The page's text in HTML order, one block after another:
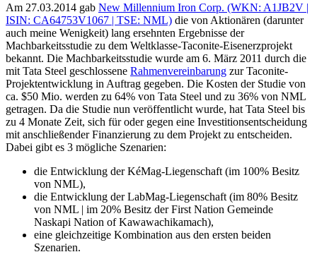
Am 27.03.2014 gab New Millennium Iron Corp. (WKN: A1JB2V |
ISIN: CA64753V1067 | TSE: NML) die von Aktionären (darunter
auch meine Wenigkeit) lang ersehnten Ergebnisse der
Machbarkeitsstudie zu dem Weltklasse-Taconite-Eisenerzprojekt
bekannt. Die Machbarkeitsstudie wurde am 6. März 2011 durch die
mit Tata Steel geschlossene Rahmenvereinbarung zur Taconite-
Projektentwicklung in Auftrag gegeben. Die Kosten der Studie von
ca. $50 Mio. werden zu 64% von Tata Steel und zu 36% von NML
getragen. Da die Studie nun veröffentlicht wurde, hat Tata Steel bis
zu 4 Monate Zeit, sich für oder gegen eine Investitionsentscheidung
mit anschließender Finanzierung zu dem Projekt zu entscheiden.
Dabei gibt es 3 mögliche Szenarien:
die Entwicklung der KéMag-Liegenschaft (im 100% Besitz
von NML),
die Entwicklung der LabMag-Liegenschaft (im 80% Besitz
von NML | im 20% Besitz der First Nation Gemeinde
Naskapi Nation of Kawawachikamach),
eine gleichzeitige Kombination aus den ersten beiden
Szenarien.